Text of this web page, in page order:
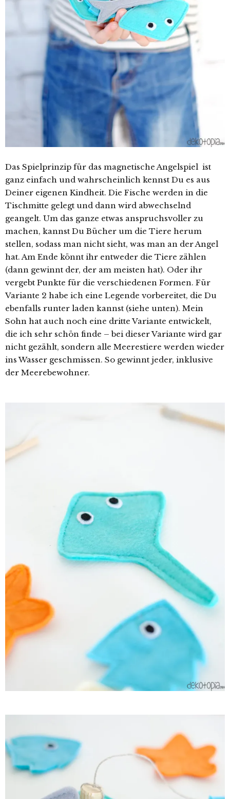
Das Spielprinzip für das magnetische Angelspiel ist
ganz einfach und wahrscheinlich kennst Du es aus
Deiner eigenen Kindheit. Die Fische werden in die
Tischmitte gelegt und dann wird abwechselnd
geangelt. Um das ganze etwas anspruchsvoller zu
machen, kannst Du Bücher um die Tiere herum
stellen, sodass man nicht sieht, was man an der Angel
hat. Am Ende könnt ihr entweder die Tiere zählen
(dann gewinnt der, der am meisten hat). Oder ihr
vergebt Punkte für die verschiedenen Formen. Für
Variante 2 habe ich eine Legende vorbereitet, die Du
ebenfalls runter laden kannst (siehe unten). Mein
Sohn hat auch noch eine dritte Variante entwickelt,
die ich sehr schön finde – bei dieser Variante wird gar
nicht gezählt, sondern alle Meerestiere werden wieder
ins Wasser geschmissen. So gewinnt jeder, inklusive
der Meerebewohner.